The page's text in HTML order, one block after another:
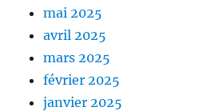
mai 2025
avril 2025
mars 2025
février 2025
janvier 2025